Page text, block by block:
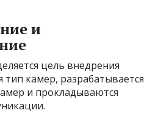
и
цель внедрения
тип камер, разрабатывается
и прокладываются